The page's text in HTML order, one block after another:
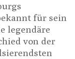
für sein
legendäre
von der